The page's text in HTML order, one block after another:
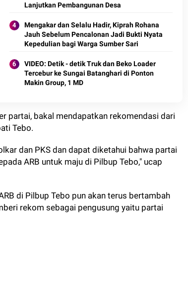
Lanjutkan Pembangunan Desa
Mengakar dan Selalu Hadir, Kiprah Rohana
Jauh Sebelum Pencalonan Jadi Bukti Nyata
Kepedulian bagi Warga Sumber Sari
VIDEO: Detik - detik Truk dan Beko Loader
Tercebur ke Sungai Batanghari di Ponton
Makin Group, 1 MD
partai, bakal mendapatkan rekomendasi dari
Tebo.
dan PKS dan dapat diketahui bahwa partai
ARB untuk maju di Pilbup Tebo," ucap
di Pilbup Tebo pun akan terus bertambah
rekom sebagai pengusung yaitu partai